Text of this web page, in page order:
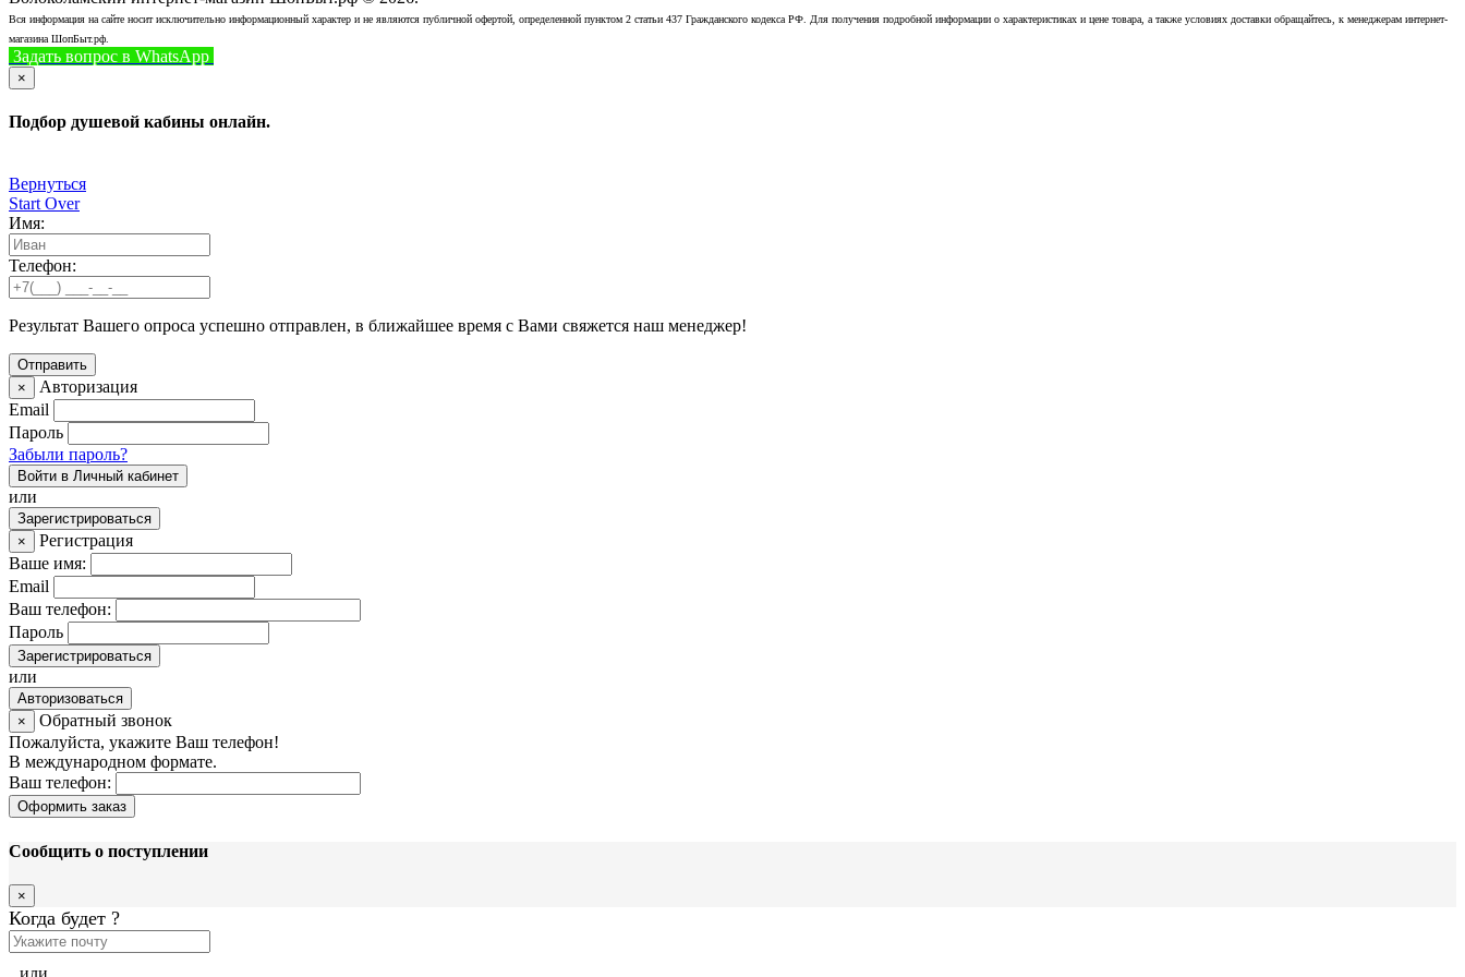
Вся информация на сайте носит исключительно информационный характер и не являются публичной офертой, определенной пунктом 2 статьи 437 Гражданского кодекса РФ. Для получения подробной информации о характеристиках и цене товара, а также условиях доставки обращайтесь, к менеджерам интернет-
магазина ШопБыт.рф.
Задать вопрос в WhatsApp
×
Подбор душевой кабины онлайн.
Вернуться
Start Over
Имя:
Телефон:
Результат Вашего опроса успешно отправлен, в ближайшее время с Вами свяжется наш менеджер!
×
Авторизация
Email
Пароль
Забыли пароль?
Войти в Личный кабинет
или
Зарегистрироваться
×
Регистрация
Ваше имя:
Email
Ваш телефон:
Пароль
Зарегистрироваться
или
Авторизоваться
×
Обратный звонок
Пожалуйста, укажите Ваш телефон!
В международном формате.
Ваш телефон:
Оформить заказ
Сообщить о поступлении
×
Когда будет ?
или